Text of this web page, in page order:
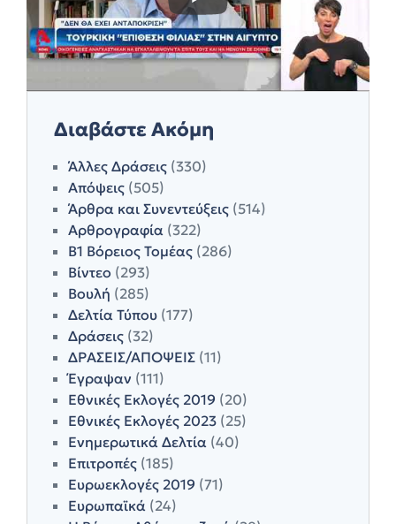
Διαβάστε Ακόμη
Άλλες Δράσεις (330)
Απόψεις (505)
Άρθρα και Συνεντεύξεις (514)
Αρθρογραφία (322)
Β1 Βόρειος Τομέας (286)
Βίντεο (293)
Βουλή (285)
Δελτία Τύπου (177)
Δράσεις (32)
ΔΡΑΣΕΙΣ/ΑΠΟΨΕΙΣ (11)
Έγραψαν (111)
Εθνικές Εκλογές 2019 (20)
Εθνικές Εκλογές 2023 (25)
Ενημερωτικά Δελτία (40)
Επιτροπές (185)
Ευρωεκλογές 2019 (71)
Ευρωπαϊκά (24)